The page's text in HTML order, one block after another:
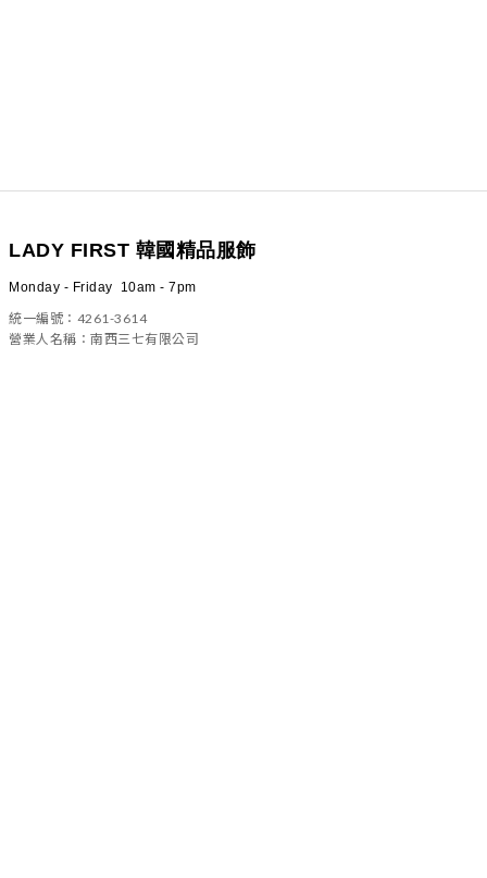
LADY FIRST 韓國精品服飾
Monday - Friday 10am - 7pm
統一編號：4261-3614
營業人名稱：南西三七有限公司